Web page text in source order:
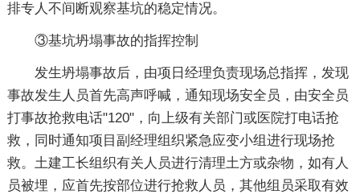
排专人不间断观察基坑的稳定情况。
③基坑坍塌事故的指挥控制
发生坍塌事故后，由项日经理负责现场总指挥，发现
事故发生人员首先高声呼喊，通知现场安全员，由安全员
打事故抢救电话"120"，向上级有关部门或医院打电话抢
救，同时通知项目副经理组织紧急应变小组进行现场抢
救。土建工长组织有关人员进行清理土方或杂物，如有人
员被埋，应首先按部位进行抢救人员，其他组员采取有效